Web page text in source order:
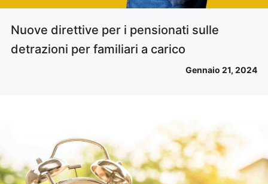
Nuove direttive per i pensionati sulle
detrazioni per familiari a carico
Gennaio 21, 2024